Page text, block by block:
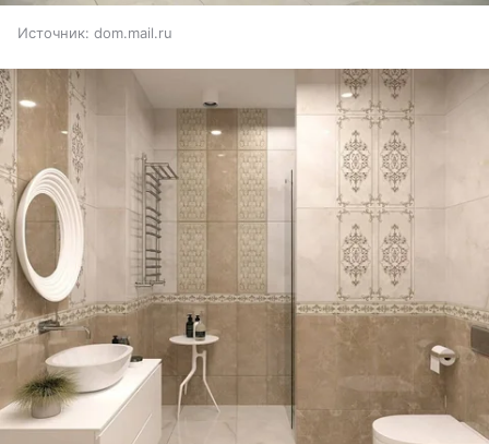
Источник: dom.mail.ru